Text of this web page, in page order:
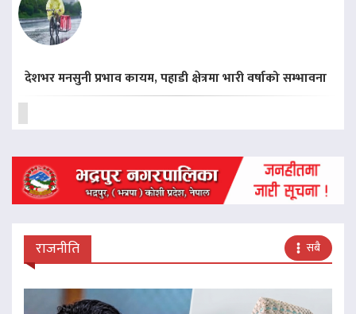
देशभर मनसुनी प्रभाव कायम, पहाडी क्षेत्रमा भारी वर्षाको सम्भावना
राजनीति सबै